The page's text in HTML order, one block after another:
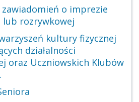
o imprezie
lub rozrywkowej
kultury fizycznej
działalności
oraz Uczniowskich Klubów